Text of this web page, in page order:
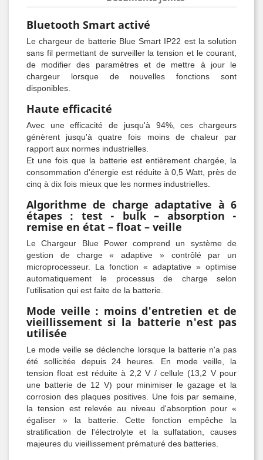
Bluetooth Smart activé
Le chargeur de batterie Blue Smart IP22 est la solution
sans fil permettant de surveiller la tension et le courant,
de modifier des paramètres et de mettre à jour le
chargeur lorsque de nouvelles fonctions sont
disponibles.
Haute efficacité
Avec une efficacité de jusqu'à 94%, ces chargeurs
génèrent jusqu'à quatre fois moins de chaleur par
rapport aux normes industrielles.
Et une fois que la batterie est entièrement chargée, la
consommation d'énergie est réduite à 0,5 Watt, près de
cinq à dix fois mieux que les normes industrielles.
Algorithme de charge adaptative à 6
étapes : test - bulk – absorption -
remise en état – float – veille
Le Chargeur Blue Power comprend un système de
gestion de charge « adaptive » contrôlé par un
microprocesseur. La fonction « adaptative » optimise
automatiquement le processus de charge selon
l'utilisation qui est faite de la batterie.
Mode veille : moins d'entretien et de
vieillissement si la batterie n'est pas
utilisée
Le mode veille se déclenche lorsque la batterie n'a pas
été sollicitée depuis 24 heures. En mode veille, la
tension float est réduite à 2,2 V / cellule (13,2 V pour
une batterie de 12 V) pour minimiser le gazage et la
corrosion des plaques positives. Une fois par semaine,
la tension est relevée au niveau d'absorption pour «
égaliser » la batterie. Cette fonction empêche la
stratification de l'électrolyte et la sulfatation, causes
majeures du vieillissement prématuré des batteries.